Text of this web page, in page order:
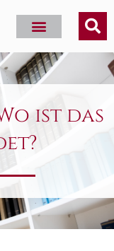
ist das